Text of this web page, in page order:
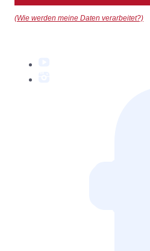
(Wie werden meine Daten verarbeitet?)